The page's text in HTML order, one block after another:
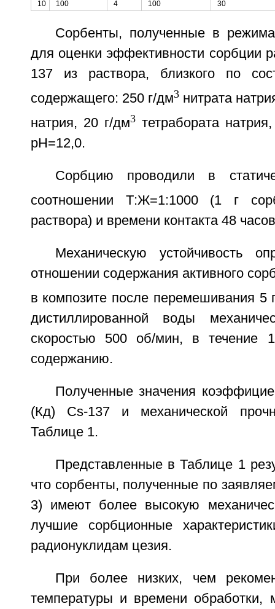
10
100 4 100 30
Сорбенты, полученные в
для оценки эффективности сорбции
137 из раствора, близкого по
содержащего: 250 г/дм3 нитрата
натрия, 20 г/дм3тетрабората
pH=12,0.
Сорбцию проводили в
соотношении Т:Ж=1:1000 (1 г
раствора) и времени контакта 48
Механическую устойчивость
отношении содержания активного
в композите после перемешивания 5
дистиллированной воды
скоростью 500 об/мин, в течение
содержанию.
Полученные значения
(Кд) Cs-137 и механической
Таблице 1.
Представленные в Таблице 1
что сорбенты, полученные по
3) имеют более высокую
лучшие сорбционные
радионуклидам цезия.
При более низких, чем
температуры и времени обработки,